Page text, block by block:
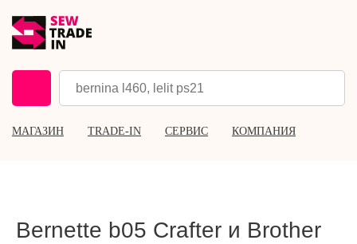
МАГАЗИН TRADE-IN СЕРВИС КОМПАНИЯ
Bernette b05 Crafter и Brother